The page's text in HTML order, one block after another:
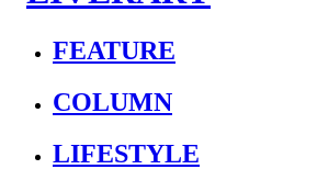
FEATURE
COLUMN
LIFESTYLE